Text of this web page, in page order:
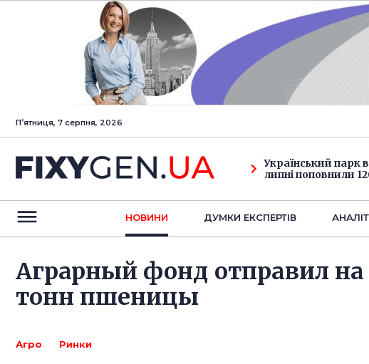
Пʼятниця, 7 серпня, 2026
Український парк
липні поповнили
НОВИНИ ДУМКИ ЕКСПЕРТIВ
Аграрный фонд отправил на
тонн пшеницы
Агро Ринки